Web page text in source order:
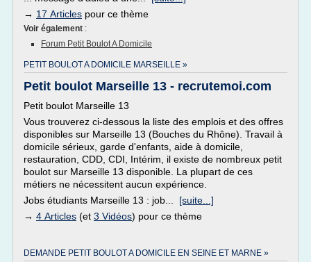
→ 17 Articles pour ce thème
Voir également :
Forum Petit Boulot A Domicile
PETIT BOULOT A DOMICILE MARSEILLE »
Petit boulot Marseille 13 - recrutemoi.com
Petit boulot Marseille 13
Vous trouverez ci-dessous la liste des emplois et des offres
disponibles sur Marseille 13 (Bouches du Rhône). Travail à
domicile sérieux, garde d'enfants, aide à domicile,
restauration, CDD, CDI, Intérim, il existe de nombreux petit
boulot sur Marseille 13 disponible. La plupart de ces
métiers ne nécessitent aucun expérience.
Jobs étudiants Marseille 13 : job... [suite...]
→ 4 Articles (et 3 Vidéos) pour ce thème
DEMANDE PETIT BOULOT A DOMICILE EN SEINE ET MARNE »